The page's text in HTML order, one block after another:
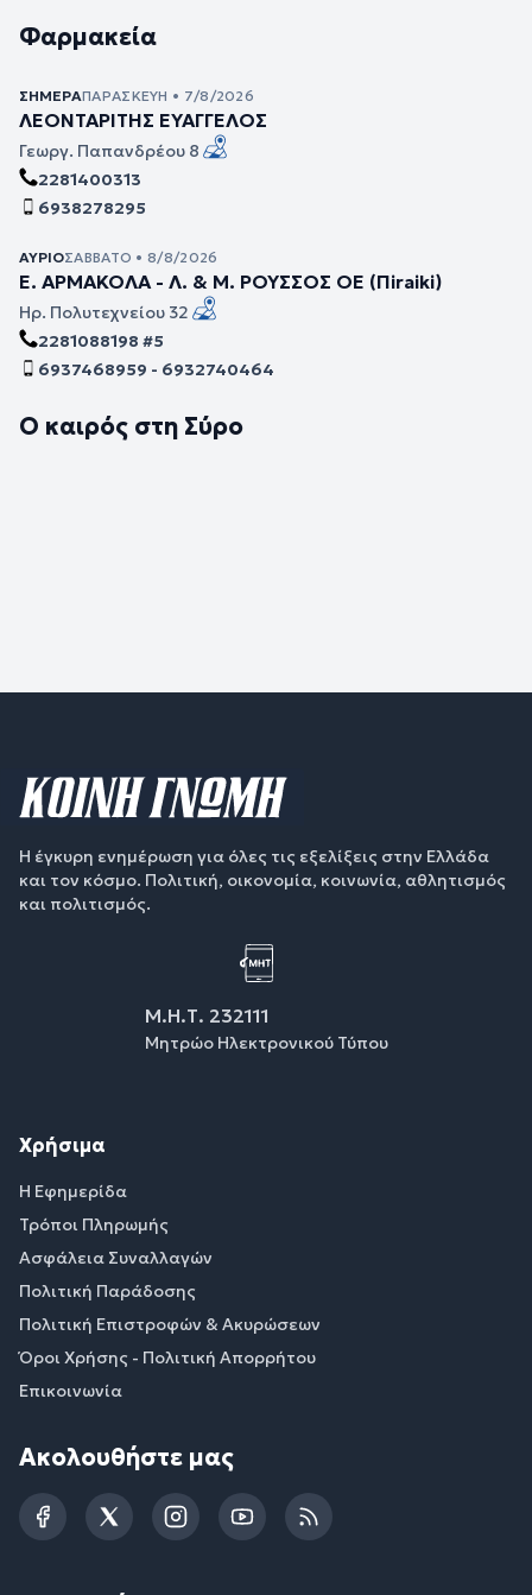
Φαρμακεία
ΣΉΜΕΡΑΠΑΡΑΣΚΕΥΉ • 7/8/2026
ΛΕΟΝΤΑΡΙΤΗΣ ΕΥΑΓΓΕΛΟΣ
Γεωργ. Παπανδρέου 8
2281400313
6938278295
ΑΎΡΙΟΣΆΒΒΑΤΟ • 8/8/2026
Ε. ΑΡΜΑΚΟΛΑ - Λ. & Μ. ΡΟΥΣΣΟΣ ΟΕ (Πiraiki)
Ηρ. Πολυτεχνείου 32
2281088198 #5
6937468959 - 6932740464
Ο καιρός στη Σύρο
Η έγκυρη ενημέρωση για όλες τις εξελίξεις στην Ελλάδα
και τον κόσμο. Πολιτική, οικονομία, κοινωνία, αθλητισμός
και πολιτισμός.
Μ.Η.Τ. 232111
Μητρώο Ηλεκτρονικού Τύπου
Χρήσιμα
Η Εφημερίδα
Τρόποι Πληρωμής
Ασφάλεια Συναλλαγών
Πολιτική Παράδοσης
Πολιτική Επιστροφών & Ακυρώσεων
Όροι Χρήσης - Πολιτική Απορρήτου
Επικοινωνία
Ακολουθήστε μας
FacebookTwitterInstagramYouTubeRSS